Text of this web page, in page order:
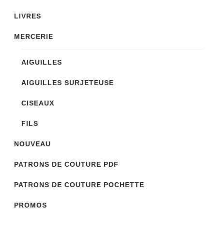
LIVRES
MERCERIE
AIGUILLES
AIGUILLES SURJETEUSE
CISEAUX
FILS
NOUVEAU
PATRONS DE COUTURE PDF
PATRONS DE COUTURE POCHETTE
PROMOS